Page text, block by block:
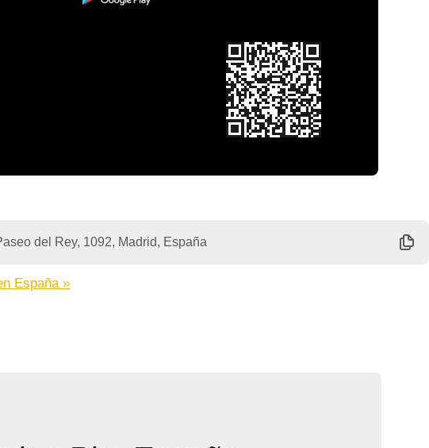
del Rey, 1092, Madrid, España
España »